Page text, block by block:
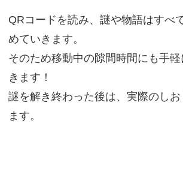
QRコードを読み、謎や物語はすべ
めていきます。
そのため移動中の隙間時間にも手
きます！
謎を解き終わった後は、実際のしお
ます。